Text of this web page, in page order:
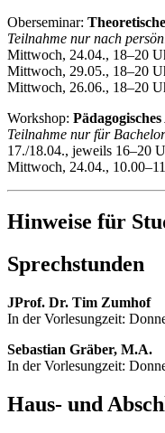
Oberseminar:
Teilnahme nur nach
Mittwoch, 24.04., 18–20
Mittwoch, 29.05., 18–20
Mittwoch, 26.06., 18–20
Workshop:
Teilnahme nur für
17./18.04., jeweils 16–20
Mittwoch, 24.04.,
Hinweise für
Sprechstunden
JProf. Dr. Tim Zumhof
In der Vorlesungzeit:
Sebastian Gräber, M.A.
In der Vorlesungzeit:
Haus- und